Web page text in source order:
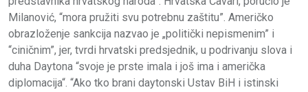
Milanović, “mora pružiti svu potrebnu zaštitu”. Američko
obrazloženje sankcija nazvao je „politički nepismenim” i
“ciničnim”, jer, tvrdi hrvatski predsjednik, u podrivanju slova i
duha Daytona “svoje je prste imala i još ima i američka
diplomacija“. “Ako tko brani daytonski Ustav BiH i istinski